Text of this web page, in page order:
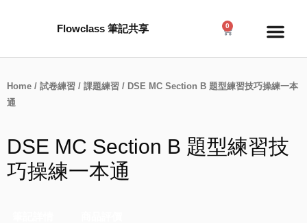
Flowclass 筆記共享 0 Cart
Home / 試卷練習 / 課題練習 / DSE MC Section B 題型練習技巧操練一本
通
DSE MC Section B 題型練習技
巧操練一本通